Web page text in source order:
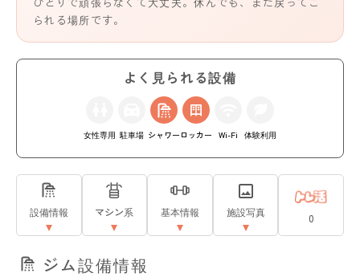
られる場所です。
よく見られる設備
女性専用 駐車場 シャワー ロッカー Wi-Fi 体験利用
設備情報 マシン系 基本情報 施設写真 0
ジム設備情報